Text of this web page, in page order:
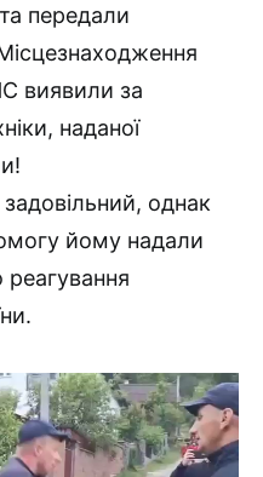
передали
виявили за
наданої
однак
йому надали
реагування